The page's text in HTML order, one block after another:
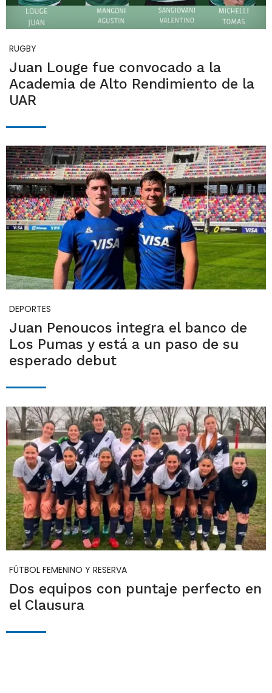
RUGBY
Juan Louge fue convocado a la
Academia de Alto Rendimiento de la
UAR
DEPORTES
Juan Penoucos integra el banco de
Los Pumas y está a un paso de su
esperado debut
FÚTBOL FEMENINO Y RESERVA
Dos equipos con puntaje perfecto en
el Clausura